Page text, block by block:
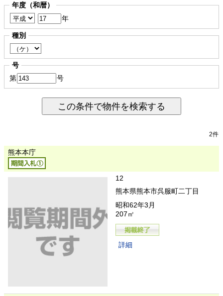
年度（和暦）
年
種別
号
第
号
この条件で物件を検索する
2件
熊本本庁
12
熊本県熊本市呉服町二丁目
昭和62年3月
207㎡
詳細